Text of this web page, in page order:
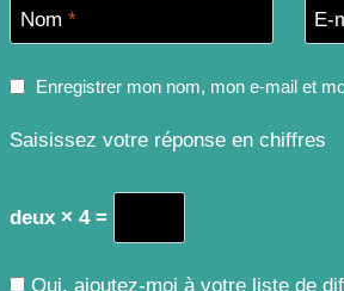
Nom * E-
Enregistrer mon nom, mon e-mail et
Saisissez votre réponse en chiffres
deux × 4 =
Oui, ajoutez-moi à votre liste de